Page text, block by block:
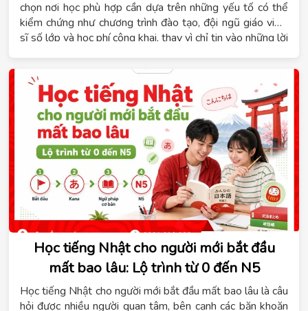
chọn nơi học phù hợp cần dựa trên những yếu tố có thể
kiểm chứng như chương trình đào tạo, đội ngũ giáo viên,
sĩ số lớp và học phí công khai, thay vì chỉ tin vào những lời
chương trình tiếng Đức theo từng cấp độ từ A1 đến B1,
phù hợp với người mới bắt đầu, người học để du học nghề
hoặc người đi làm cần chứng chỉ. Nội dung dưới đây sẽ
giúp bạn nắm rõ tiêu chí đánh giá một trung tâm tiếng
Đức, lộ trình học phù hợp, thời gian đạt B1 và các hình
thức học đang được áp dụng hiện nay.
Học tiếng Nhật cho người mới bắt đầu
mất bao lâu: Lộ trình từ 0 đến N5
Học tiếng Nhật cho người mới bắt đầu mất bao lâu là câu
hỏi được nhiều người quan tâm, bên cạnh các băn khoăn